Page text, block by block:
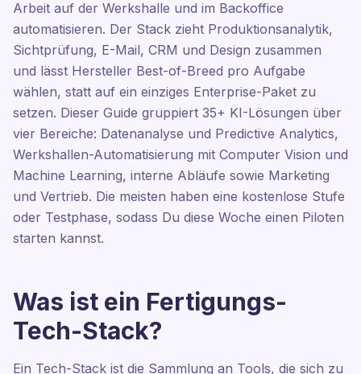
Arbeit auf der Werkshalle und im Backoffice
automatisieren. Der Stack zieht Produktionsanalytik,
Sichtprüfung, E-Mail, CRM und Design zusammen
und lässt Hersteller Best-of-Breed pro Aufgabe
wählen, statt auf ein einziges Enterprise-Paket zu
setzen. Dieser Guide gruppiert 35+ KI-Lösungen über
vier Bereiche: Datenanalyse und Predictive Analytics,
Werkshallen-Automatisierung mit Computer Vision und
Machine Learning, interne Abläufe sowie Marketing
und Vertrieb. Die meisten haben eine kostenlose Stufe
oder Testphase, sodass Du diese Woche einen Piloten
starten kannst.
Was ist ein Fertigungs-
Tech-Stack?
Ein Tech-Stack ist die Sammlung an Tools, die sich zu